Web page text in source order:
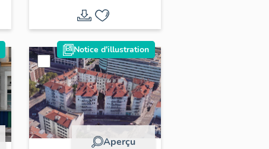
Notice d'illustration
Aperçu